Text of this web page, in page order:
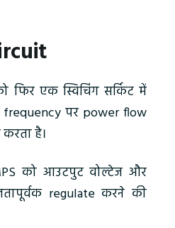
फिर एक स्विचिंग सर्किट में
frequency पर power flow
है।
को आउटपुट वोल्टेज और
regulate करने की